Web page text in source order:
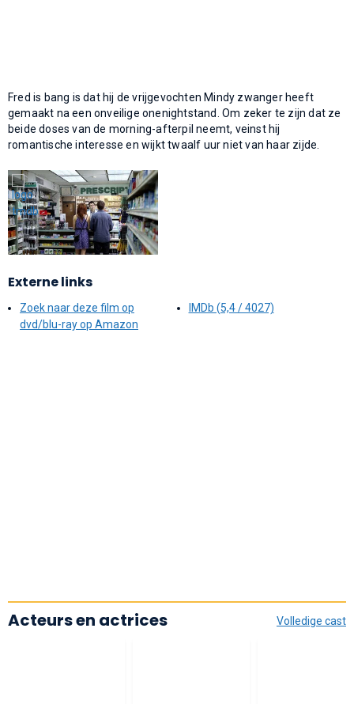
Fred is bang is dat hij de vrijgevochten Mindy zwanger heeft
gemaakt na een onveilige onenightstand. Om zeker te zijn dat ze
beide doses van de morning-afterpil neemt, veinst hij
romantische interesse en wijkt twaalf uur niet van haar zijde.
Externe links
Zoek naar deze film op
dvd/blu-ray op Amazon
IMDb (5,4 / 4027)
Volledige cast
Acteurs en actrices